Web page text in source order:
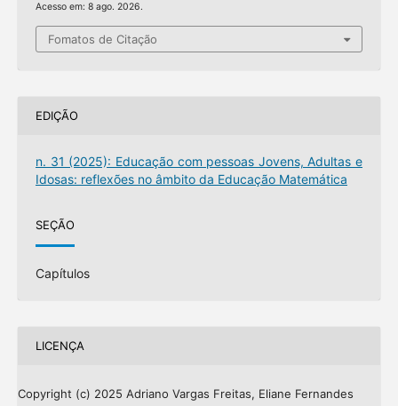
Acesso em: 8 ago. 2026.
Fomatos de Citação
EDIÇÃO
n. 31 (2025): Educação com pessoas Jovens, Adultas e
Idosas: reflexões no âmbito da Educação Matemática
SEÇÃO
Capítulos
LICENÇA
Copyright (c) 2025 Adriano Vargas Freitas, Eliane Fernandes